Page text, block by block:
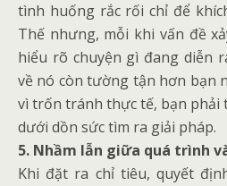
tình huống rắc rối chỉ để
Thế nhưng, mỗi khi vấn đề
hiểu rõ chuyện gì đang diễn
về nó còn tường tận hơn bạn
vì trốn tránh thực tế, bạn phải
dưới dồn sức tìm ra giải pháp.
5. Nhầm lẫn giữa quá trình
Khi đặt ra chỉ tiêu, quyết